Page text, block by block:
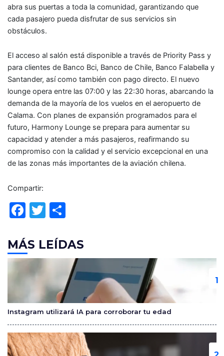
abra sus puertas a toda la comunidad, garantizando que
cada pasajero pueda disfrutar de sus servicios sin
obstáculos.
El acceso al salón está disponible a través de Priority Pass y
para clientes de Banco Bci, Banco de Chile, Banco Falabella y
Santander, así como también con pago directo. El nuevo
lounge opera entre las 07:00 y las 22:30 horas, abarcando la
demanda de la mayoría de los vuelos en el aeropuerto de
Calama. Con planes de expansión programados para el
futuro, Harmony Lounge se prepara para aumentar su
capacidad y atender a más pasajeros, reafirmando su
compromiso con la calidad y el servicio excepcional en una
de las zonas más importantes de la aviación chilena.
Compartir:
F
c
e
b
o
o
k
T
itt
er
m
p
ar
tir
MÁS LEÍDAS
Instagram utilizará IA para corroborar tu edad